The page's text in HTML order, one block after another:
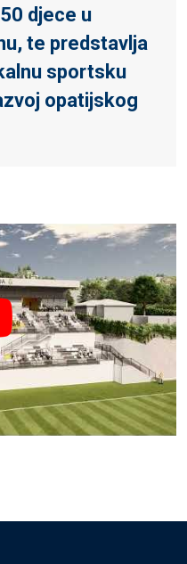
djece u
te predstavlja
sportsku
opatijskog